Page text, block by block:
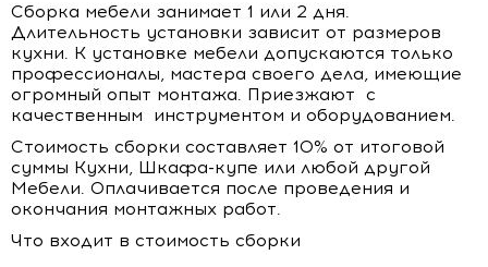
Сборка мебели занимает 1 или 2 дня.
Длительность установки зависит от размеров
кухни. К установке мебели допускаются только
профессионалы, мастера своего дела, имеющие
огромный опыт монтажа. Приезжают с
качественным инструментом и оборудованием.
Стоимость сборки составляет 10% от итоговой
суммы Кухни, Шкафа-купе или любой другой
Мебели. Оплачивается после проведения и
окончания монтажных работ.
Что входит в стоимость сборки